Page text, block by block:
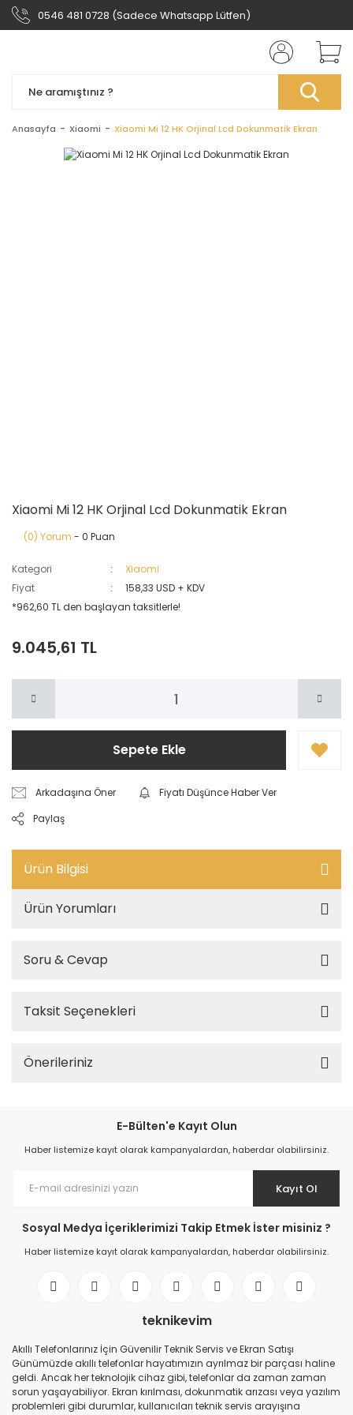
0546 481 0728 (Sadece Whatsapp Lütfen)
Anasayfa Xiaomi Xiaomi Mi 12 HK Orjinal Lcd Dokunmatik Ekran
Xiaomi Mi 12 HK Orjinal Lcd Dokunmatik Ekran
(0) Yorum - 0 Puan
Kategori
Xiaomi
Fiyat
158,33 USD + KDV
*962,60 TL den başlayan taksitlerle!
9.045,61 TL
Sepete Ekle
Arkadaşına Öner
Fiyatı Düşünce Haber Ver
Paylaş
Ürün Bilgisi
Ürün Yorumları
Soru & Cevap
Taksit Seçenekleri
Önerileriniz
E-Bülten'e Kayıt Olun
Haber listemize kayıt olarak kampanyalardan, haberdar olabilirsiniz.
Kayıt Ol
Sosyal Medya İçeriklerimizi Takip Etmek İster misiniz ?
Haber listemize kayıt olarak kampanyalardan, haberdar olabilirsiniz.
teknikevim
Akıllı Telefonlarınız İçin Güvenilir Teknik Servis ve Ekran Satışı
Günümüzde akıllı telefonlar hayatımızın ayrılmaz bir parçası haline
geldi. Ancak her teknolojik cihaz gibi, telefonlar da zaman zaman
sorun yaşayabiliyor. Ekran kırılması, dokunmatik arızası veya yazılım
problemleri gibi durumlar, kullanıcıları teknik servis arayışına